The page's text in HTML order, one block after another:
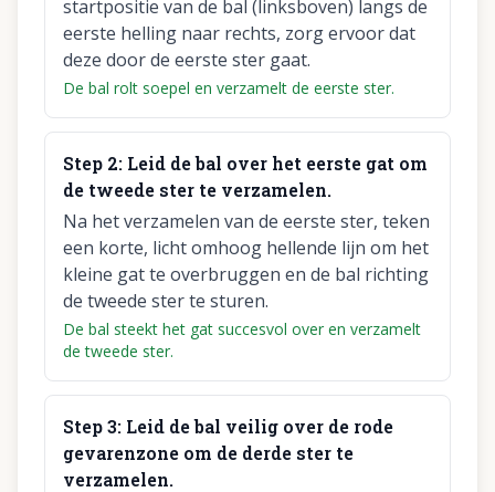
startpositie van de bal (linksboven) langs de
eerste helling naar rechts, zorg ervoor dat
deze door de eerste ster gaat.
De bal rolt soepel en verzamelt de eerste ster.
Step 2: Leid de bal over het eerste gat om
de tweede ster te verzamelen.
Na het verzamelen van de eerste ster, teken
een korte, licht omhoog hellende lijn om het
kleine gat te overbruggen en de bal richting
de tweede ster te sturen.
De bal steekt het gat succesvol over en verzamelt
de tweede ster.
Step3: Leid de bal veilig over de rode
gevarenzone om de derde ster te
verzamelen.